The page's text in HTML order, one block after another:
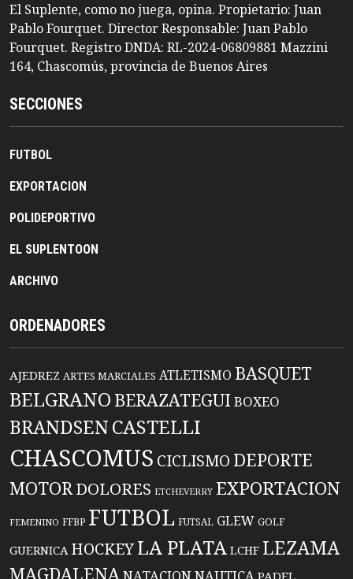
El Suplente, como no juega, opina. Propietario: Juan
Pablo Fourquet. Director Responsable: Juan Pablo
Fourquet. Registro DNDA: RL-2024-06809881 Mazzini
164, Chascomús, provincia de Buenos Aires
SECCIONES
FUTBOL
EXPORTACION
POLIDEPORTIVO
EL SUPLENTOON
ARCHIVO
ORDENADORES
AJEDREZ ARTES MARCIALES ATLETISMO BASQUET
BELGRANO BERAZATEGUIBOXEO
BRANDSENCASTELLI
CHASCOMUS CICLISMO DEPORTE
MOTORDOLORES ETCHEVERRY EXPORTACION
FEMENINO FFBP FUTBOL FUTSAL GLEW GOLF
GUERNICA HOCKEYLA PLATA LCHF LEZAMA
MAGDALENA